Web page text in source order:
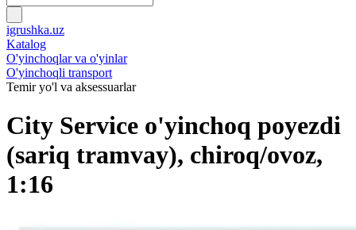
igrushka.uz
Katalog
O'yinchoqlar va o'yinlar
O'yinchoqli transport
Temir yo'l va aksessuarlar
City Service o'yinchoq poyezdi
(sariq tramvay), chiroq/ovoz,
1:16